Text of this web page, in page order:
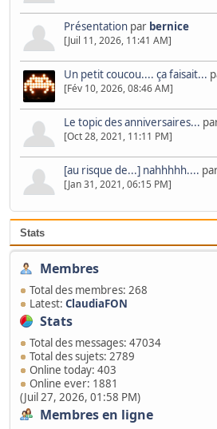
Présentation par bernice
[Juil 11, 2026, 11:41 AM]
Un petit coucou.... ça faisait...
[Fév 10, 2026, 08:46 AM]
Le topic des anniversaires...
[Oct 28, 2021, 11:11 PM]
[au risque de...] nahhhhh....
[Jan 31, 2021, 06:15 PM]
Stats
Membres
Total des membres: 268
Latest: ClaudiaFON
Stats
Total des messages: 47034
Total des sujets: 2789
Online today: 403
Online ever: 1881
(Juil 27, 2026, 01:58 PM)
Membres en ligne